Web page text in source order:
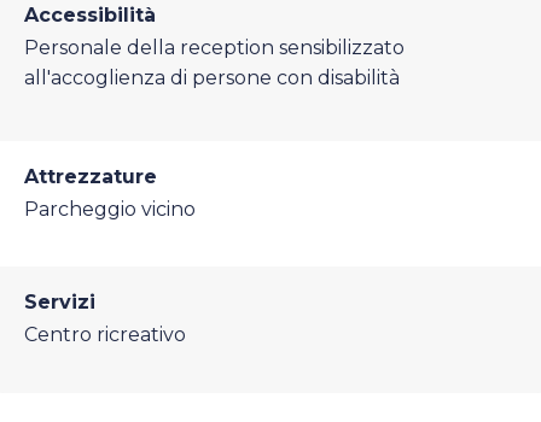
Accessibilità
Personale della reception sensibilizzato
all'accoglienza di persone con disabilità
Attrezzature
Parcheggio vicino
Servizi
Centro ricreativo